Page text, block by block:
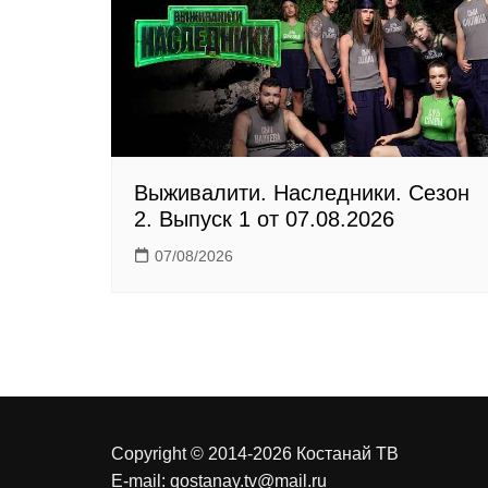
n
i
k
Выживалити. Наследники. Сезон
2. Выпуск 1 от 07.08.2026
07/08/2026
Copyright © 2014-2026 Костанай ТВ
E-mail: qostanay.tv@mail.ru